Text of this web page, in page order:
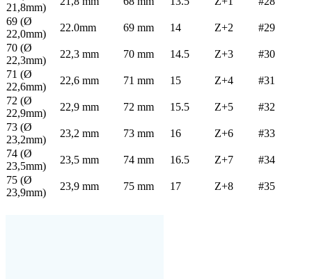
21,8mm)
69 (Ø
22,0mm)
22.0mm 69 mm 14 Z+2
#29
70 (Ø
22,3mm)
22,3 mm 70 mm 14.5 Z+3
#30
71 (Ø
22,6mm)
22,6 mm 71 mm 15 Z+4
#31
72 (Ø
22,9mm)
22,9 mm 72 mm 15.5 Z+5
#32
73 (Ø
23,2mm)
23,2 mm 73 mm 16 Z+6
#33
74 (Ø
23,5mm)
23,5 mm 74 mm 16.5 Z+7
#34
75 (Ø
23,9mm)
23,9 mm 75 mm 17 Z+8 #35